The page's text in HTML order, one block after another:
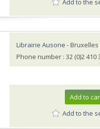
Add to the
Librairie Ausone - Bruxelles
Phone number : 32 (0)2 410
Add to
Add to the